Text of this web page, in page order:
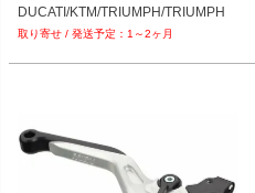
DUCATI/KTM/TRIUMPH/TRIUMPH
1～2ヶ月